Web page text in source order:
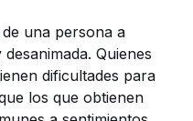
de una persona a
Quienes
dificultades para
los que obtienen